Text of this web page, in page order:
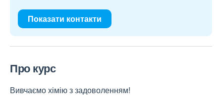
Показати контакти
Про курс
Вивчаємо хімію з задоволенням!